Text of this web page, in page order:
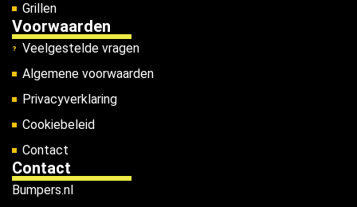
Grillen
Voorwaarden
Veelgestelde vragen
Algemene voorwaarden
Privacyverklaring
Cookiebeleid
Contact
Contact
Bumpers.nl